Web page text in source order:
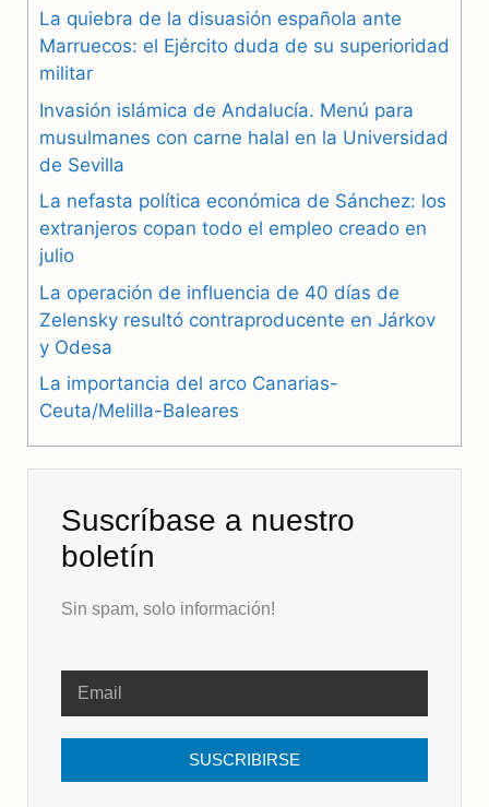
a
c
b
o
o
e
l
g
a
h
a
s
p
La quiebra de la disuasión española ante
Marruecos: el Ejército duda de su superioridad
militar
Invasión islámica de Andalucía. Menú para
musulmanes con carne halal en la Universidad
de Sevilla
La nefasta política económica de Sánchez: los
extranjeros copan todo el empleo creado en
julio
La operación de influencia de 40 días de
Zelensky resultó contraproducente en Járkov
y Odesa
La importancia del arco Canarias-
Ceuta/Melilla-Baleares
Suscríbase a nuestro
boletín
Sin spam, solo información!
SUSCRIBIRSE